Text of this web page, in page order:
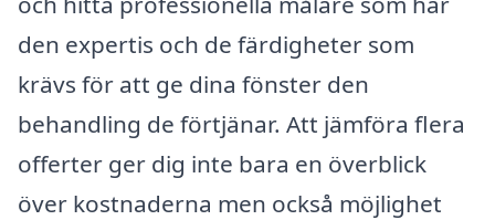
den expertis och de färdigheter som
krävs för att ge dina fönster den
behandling de förtjänar. Att jämföra flera
offerter ger dig inte bara en överblick
över kostnaderna men också möjlighet